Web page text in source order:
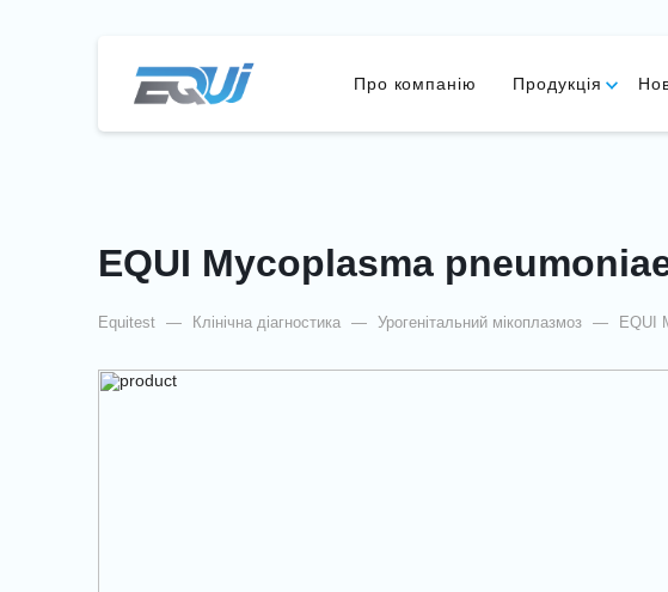
Про компанію Продукція
EQUI Mycoplasma
Equitest — Клінічна діагностика — Урогенітальний мікоплазмоз — EQUI